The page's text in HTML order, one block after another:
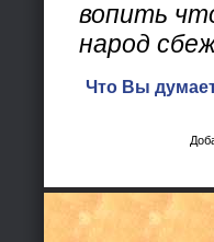
вопить
народ
Что Вы